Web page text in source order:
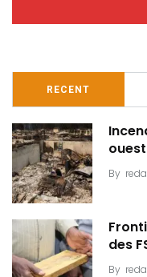
RECENT
By
des
By